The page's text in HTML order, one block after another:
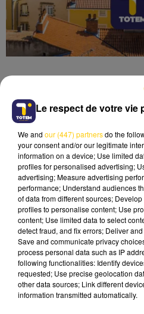
8 juillet 2026 - 4 min 47
L'INFO DU PUY-DE-
À 06H00
Ecoutez sur Totem
le pays de Brioude et
de nos journalistes sur le
Le respect de votre vie
We and our (447) partnersdo the
your consent and/or our legitimate
information on a device; Use limited
profiles for personalised advertising;
advertising; Measure advertising
performance; Understand audiences
of data from different sources;
profiles to personalise content; Use
content; Use limited data to select
detect fraud, and fix errors; Deliver
Save and communicate privacy
process personal data such as IP
following functionalities: Identify
requested; Use precise geolocation
other data sources; Link different
information transmitted automatically.